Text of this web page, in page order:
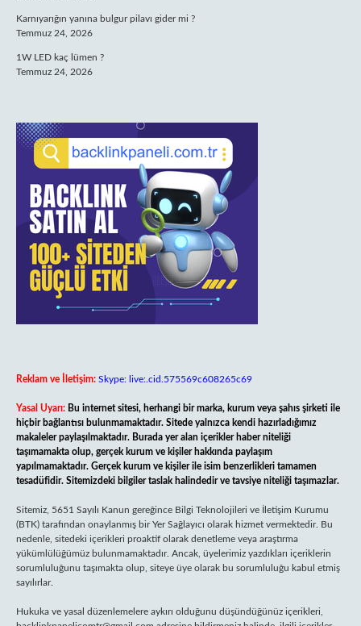
Karnıyarığın yanına bulgur pilavı gider mi ?
Temmuz 24, 2026
1W LED kaç lümen ?
Temmuz 24, 2026
Reklam ve İletişim: Skype: live:.cid.575569c608265c69
Yasal Uyarı: Bu internet sitesi, herhangi bir marka, kurum veya şahıs şirketi ile
hiçbir bağlantısı bulunmamaktadır. Sitede yalnızca kendi hazırladığımız
makaleler paylaşılmaktadır. Burada yer alan içerikler haber niteliği
taşımamakta olup, gerçek kurum ve kişiler hakkında paylaşım
yapılmamaktadır. Gerçek kurum ve kişiler ile isim benzerlikleri tamamen
tesadüfidir. Sitemizdeki bilgiler taslak halindedir ve tavsiye niteliği taşımazlar.
Sitemiz, 5651 Sayılı Kanun gereğince Bilgi Teknolojileri ve İletişim Kurumu
(BTK) tarafından onaylanmış bir Yer Sağlayıcı olarak hizmet vermektedir. Bu
nedenle, sitedeki içerikleri proaktif olarak denetleme veya araştırma
yükümlülüğümüz bulunmamaktadır. Ancak, üyelerimiz yazdıkları içeriklerin
sorumluluğunu taşımakta olup, siteye üye olarak bu sorumluluğu kabul etmiş
sayılırlar.
Hukuka ve yasal düzenlemelere aykırı olduğunu düşündüğünüz içerikleri,